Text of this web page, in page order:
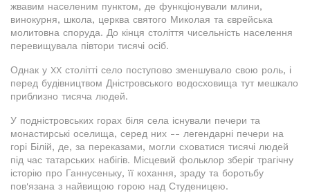
жвавим населеним пунктом, де функціонували млини,
винокурня, школа, церква святого Миколая та єврейська
молитовна споруда. До кінця століття чисельність населення
перевищувала півтори тисячі осіб.
Однак у XX столітті село поступово зменшувало свою роль, і
перед будівництвом Дністровського водосховища тут мешкало
приблизно тисяча людей.
У подністровських горах біля села існували печери та
монастирські оселища, серед них -- легендарні печери на
горі Білій, де, за переказами, могли сховатися тисячі людей
під час татарських набігів. Місцевий фольклор зберіг трагічну
історію про Ганнусеньку, її кохання, зраду та боротьбу
пов'язана з найвищою горою над Студеницею.